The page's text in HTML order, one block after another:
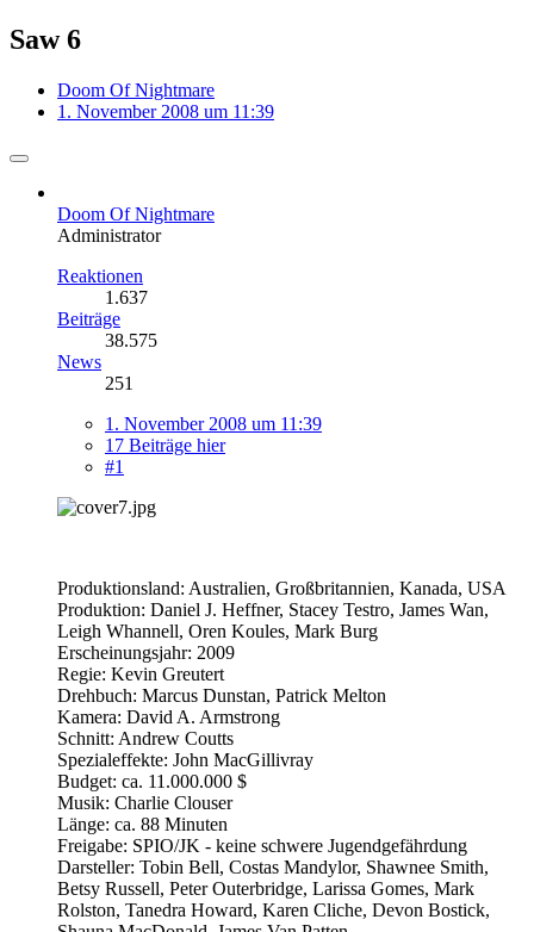
Saw 6
Doom Of Nightmare
1. November 2008 um 11:39
Doom Of Nightmare
Administrator
Reaktionen
1.637
Beiträge
38.575
News
251
1. November 2008 um 11:39
17 Beiträge hier
#1
Produktionsland: Australien, Großbritannien, Kanada, USA
Produktion: Daniel J. Heffner, Stacey Testro, James Wan,
Leigh Whannell, Oren Koules, Mark Burg
Erscheinungsjahr: 2009
Regie: Kevin Greutert
Drehbuch: Marcus Dunstan, Patrick Melton
Kamera: David A. Armstrong
Schnitt: Andrew Coutts
Spezialeffekte: John MacGillivray
Budget: ca. 11.000.000 $
Musik: Charlie Clouser
Länge: ca. 88 Minuten
Freigabe: SPIO/JK - keine schwere Jugendgefährdung
Darsteller: Tobin Bell, Costas Mandylor, Shawnee Smith,
Betsy Russell, Peter Outerbridge, Larissa Gomes, Mark
Rolston, Tanedra Howard, Karen Cliche, Devon Bostick,